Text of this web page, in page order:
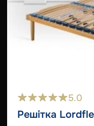
5.0
Решітка